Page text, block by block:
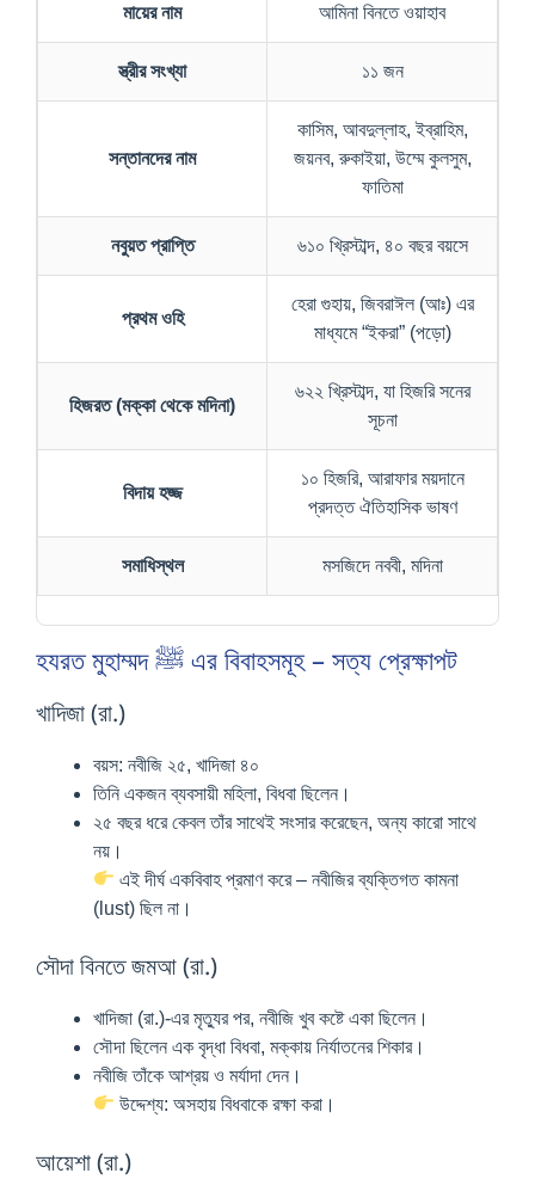
মায়ের নাম আমিনা বিনতে ওয়াহাব
স্ত্রীর সংখ্যা ১১ জন
সন্তানদের নাম
কাসিম, আবদুল্লাহ, ইব্রাহিম,
জয়নব, রুকাইয়া, উম্মে কুলসুম,
ফাতিমা
নবুয়ত প্রাপ্তি ৬১০ খ্রিস্টাব্দ, ৪০ বছর বয়সে
প্রথম ওহি
হেরা গুহায়, জিবরাঈল (আঃ) এর
মাধ্যমে “ইকরা” (পড়ো)
হিজরত (মক্কা থেকে মদিনা)
৬২২ খ্রিস্টাব্দ, যা হিজরি সনের
সূচনা
বিদায় হজ্জ
১০ হিজরি, আরাফার ময়দানে
প্রদত্ত ঐতিহাসিক ভাষণ
সমাধিস্থল মসজিদে নববী, মদিনা
হযরত মুহাম্মদ ﷺ এর বিবাহসমূহ – সত্য প্রেক্ষাপট
খাদিজা (রা.)
বয়স: নবীজি ২৫, খাদিজা ৪০
তিনি একজন ব্যবসায়ী মহিলা, বিধবা ছিলেন।
২৫ বছর ধরে কেবল তাঁর সাথেই সংসার করেছেন, অন্য কারো সাথে
নয়।
এই দীর্ঘ একবিবাহ প্রমাণ করে – নবীজির ব্যক্তিগত কামনা
(lust) ছিল না।
সৌদা বিনতে জমআ (রা.)
খাদিজা (রা.)-এর মৃত্যুর পর, নবীজি খুব কষ্টে একা ছিলেন।
সৌদা ছিলেন এক বৃদ্ধা বিধবা, মক্কায় নির্যাতনের শিকার।
নবীজি তাঁকে আশ্রয় ও মর্যাদা দেন।
উদ্দেশ্য: অসহায় বিধবাকে রক্ষা করা।
আয়েশা (রা.)